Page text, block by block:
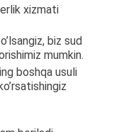
xizmati
biz sud
mumkin.
boshqa usuli